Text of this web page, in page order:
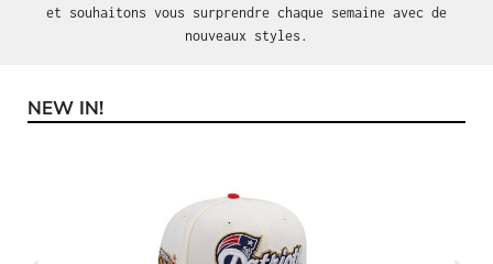
et souhaitons vous surprendre chaque semaine avec de
nouveaux styles.
Ignorer la galerie de produits
NEW IN!